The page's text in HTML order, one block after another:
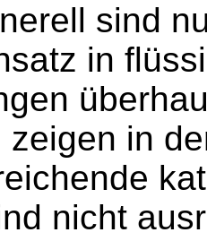
sind
in
zeigen in
nicht